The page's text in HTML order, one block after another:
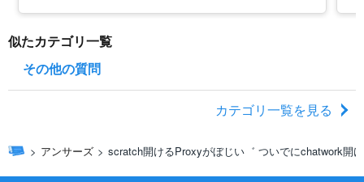
似たカテゴリ一覧
その他の質問
カテゴリ一覧を見る
アンサーズ scratch開けるProxyがぼじい゛ ついでにchatwork開